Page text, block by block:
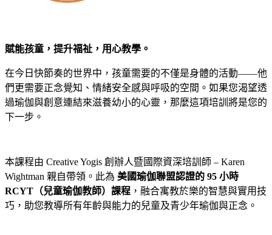
賦能孩童，提升福祉，用心教學。
在今日快節奏的世界中，孩童需要的不僅是身體的活動——他
們更需要正念覺知、情緒安全感與呼吸的空間。如果您渴望透
過瑜伽與創意連結來滋養幼小的心靈，那麼這項培訓將是您的
下一步。
本課程由 Creative Yogis 創辦人暨國際資深培訓師 – Karen
Wightman 親自帶領。此為 美國瑜伽聯盟認證的 95 小時
RCYT （兒童瑜伽教師）課程 ，融合寓教於樂的智慧與實用技
巧，助您教導所有年齡與能力的兒童及青少年瑜伽與正念。